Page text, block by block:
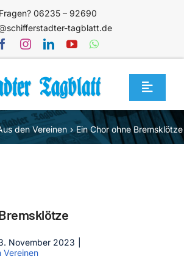
Fragen? 06235 – 92690
tagblatt.de
Toggle
den Vereinen Ein Chor ohne Bremsklötze
November 2023
Vereinen